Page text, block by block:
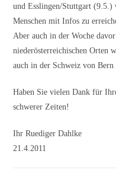
und Esslingen/Stuttgart
Menschen mit Infos zu
Aber auch in der Woche
niederösterreichischen Orten
auch in der Schweiz von
Haben Sie vielen Dank für
schwerer Zeiten!
Ihr Ruediger Dahlke
21.4.2011